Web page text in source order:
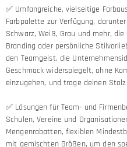
✅ Umfangreiche, vielseitige
Farbpalette zur Verfügung,
Schwarz, Weiß, Grau und mehr,
Branding oder persönliche
den Teamgeist, die
Geschmack widerspiegelt, ohne
einzugehen, und trage deinen
✅ Lösungen für Team- und
Schulen, Vereine und
Mengenrabatten, flexiblen
mit gemischten Größen, um den